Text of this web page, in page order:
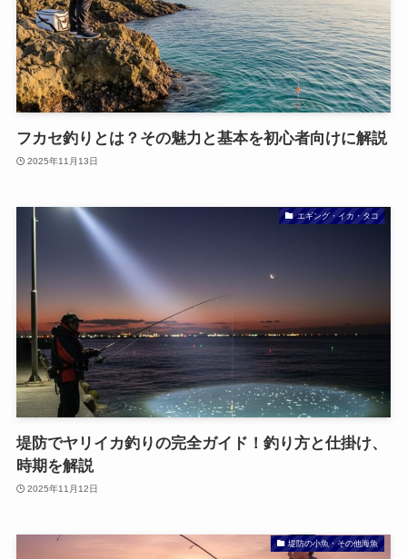
フカセ釣りとは？その魅力と基本を初心者向けに解説
2025年11月13日
エギング・イカ・タコ
堤防でヤリイカ釣りの完全ガイド！釣り方と仕掛け、
時期を解説
2025年11月12日
堤防の小魚・その他海魚